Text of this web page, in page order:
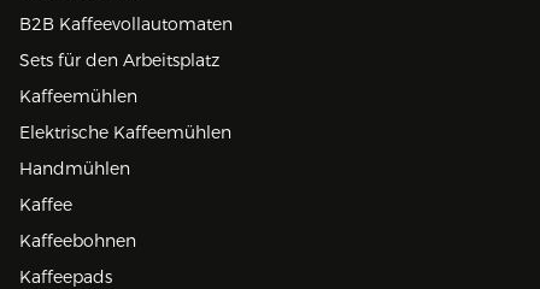
B2B Kaffeevollautomaten
Sets für den Arbeitsplatz
Kaffeemühlen
Elektrische Kaffeemühlen
Handmühlen
Kaffee
Kaffeebohnen
Kaffeepads